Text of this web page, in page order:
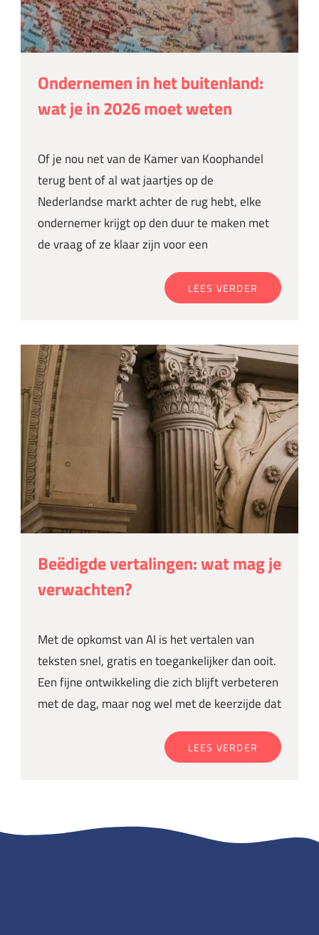
Ondernemen in het buitenland:
wat je in 2026 moet weten
Of je nou net van de Kamer van Koophandel
terug bent of al wat jaartjes op de
Nederlandse markt achter de rug hebt, elke
ondernemer krijgt op den duur te maken met
de vraag of ze klaar zijn voor een
LEES VERDER
Beëdigde vertalingen: wat mag je
verwachten?
Met de opkomst van AI is het vertalen van
teksten snel, gratis en toegankelijker dan ooit.
Een fijne ontwikkeling die zich blijft verbeteren
met de dag, maar nog wel met de keerzijde dat
LEES VERDER